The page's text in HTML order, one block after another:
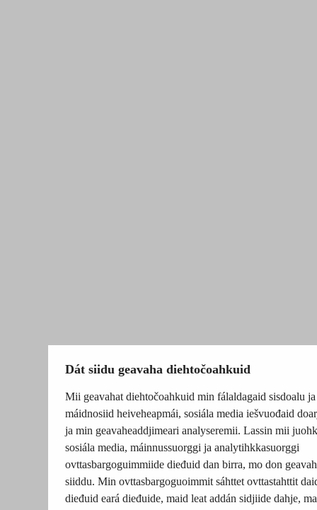
Dát siidu geavaha diehtočoahkuid
Mii geavahat diehtočoahkuid min fálaldagaid sisdoalu ja
máidnosiid heiveheapmái, sosiála media iešvuođaid
ja min geavaheaddjimeari analyseremii. Lassin mii
sosiála media, máinnussuorggi ja analytihkkasuorggi
ovttasbargoguimmiide dieđuid dan birra, mo don
siiddu. Min ovttasbargoguoimmit sáhttet ovttastahttit
dieđuid eará dieđuide, maid leat addán sidjiide dahje,